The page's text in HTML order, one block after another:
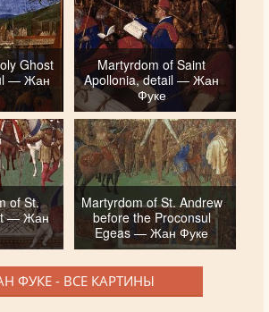
Ghost
— Жан
Martyrdom of Saint
Apollonia, detail — Жан
Фуке
of St.
— Жан
Martyrdom of St. Andrew
before the Proconsul
Egeas — Жан Фуке
ФУКЕ - ВСЕ КАРТИНЫ